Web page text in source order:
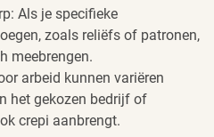
Als je specifieke
zoals reliëfs of patronen,
meebrengen.
arbeid kunnen variëren
het gekozen bedrijf of
crepi aanbrengt.